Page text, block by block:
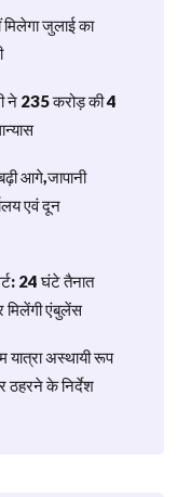
जुलाई का
ने 235 करोड़ की 4
आगे,जापानी
एवं दून
24 घंटे तैनात
मिलेंगी एंबुलेंस
अस्थायी रूप
ठहरने के निर्देश